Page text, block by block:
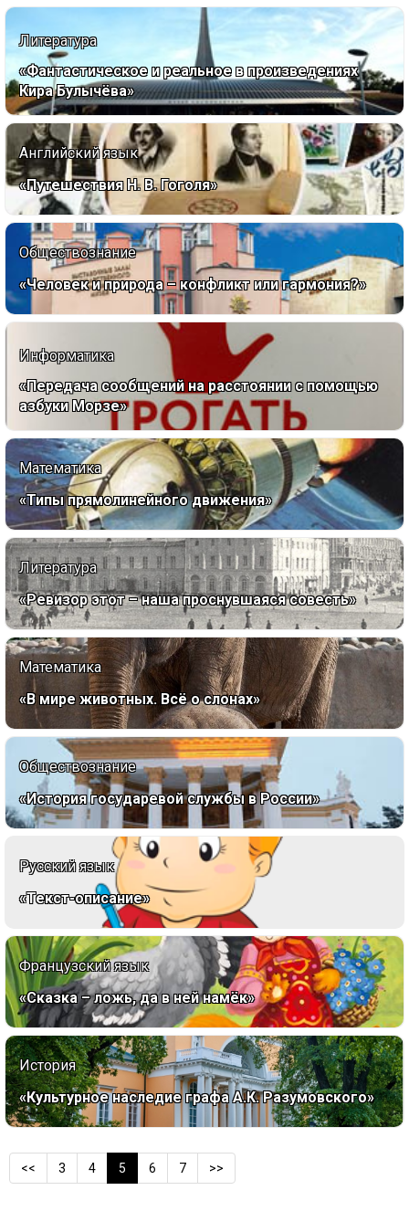
Литература
«Фантастическое и реальное в произведениях
Кира Булычёва»
Английский язык
«Путешествия Н. В. Гоголя»
Обществознание
«Человек и природа – конфликт или гармония?»
Информатика
«Передача сообщений на расстоянии с помощью
азбуки Морзе»
Математика
«Типы прямолинейного движения»
Литература
«Ревизор этот – наша проснувшаяся совесть»
Математика
«В мире животных. Всё о слонах»
Обществознание
«История государевой службы в России»
Русский язык
«Текст-описание»
Французский язык
«Сказка – ложь, да в ней намёк»
История
«Культурное наследие графа А.К. Разумовского»
<< 3 4 5 6 7 >>